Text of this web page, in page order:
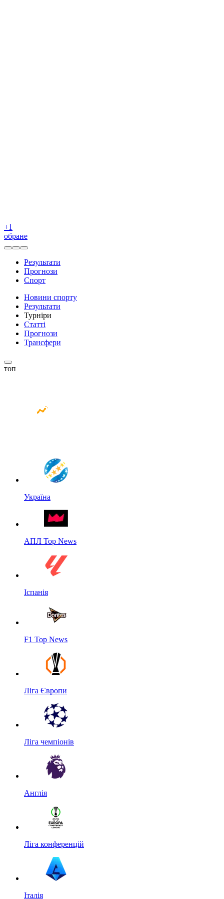
+1
обране
Результати
Прогнози
Спорт
Новини спорту
Результати
Турніри
Статті
Прогнози
Трансфери
топ
Україна
АПЛ Top News
Іспанія
F1 Top News
Ліга Європи
Ліга чемпіонів
Англія
Ліга конференцій
Італія